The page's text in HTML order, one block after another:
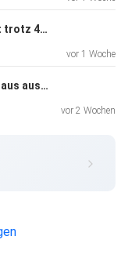
und auf dem
#252 Faktor 8,5 Deal abgelehnt trotz 465 Einheiten | Insights von Helge König
vor 1 Woche
#251 Mit fast 500 Wohnungen raus aus dem Konzern | Insights von Helge König
vor 2 Wochen